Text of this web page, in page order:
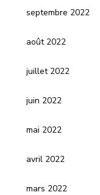
septembre 2022
août 2022
juillet 2022
juin 2022
mai 2022
avril 2022
mars 2022